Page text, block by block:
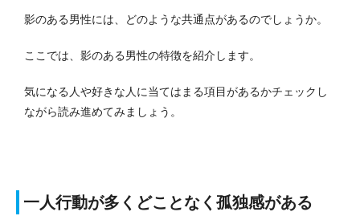
影のある男性には、どのような共通点があるのでしょうか。
ここでは、影のある男性の特徴を紹介します。
気になる人や好きな人に当てはまる項目があるかチェックし
ながら読み進めてみましょう。
一人行動が多くどことなく孤独感がある